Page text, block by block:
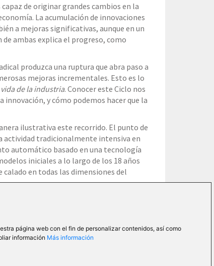
página web con el fin de personalizar contenidos, así como
información Más información
de originar grandes cambios en la
La acumulación de innovaciones
a mejoras significativas, aunque en un
ambas explica el progreso, como
produzca una ruptura que abra paso a
mejoras incrementales. Esto es lo
de la industria. Conocer este Ciclo nos
innovación, y cómo podemos hacer que la
ilustrativa este recorrido. El punto de
actividad tradicionalmente intensiva en
automático basado en una tecnología
iniciales a lo largo de los 18 años
en todas las dimensiones del